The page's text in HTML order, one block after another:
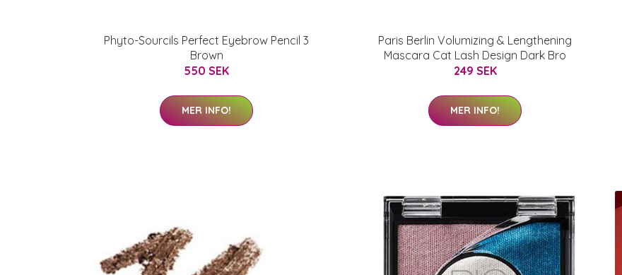
Phyto-Sourcils Perfect Eyebrow Pencil 3
Brown
550 SEK
MER INFO!
Paris Berlin Volumizing & Lengthening
Mascara Cat Lash Design Dark Bro
249 SEK
MER INFO!